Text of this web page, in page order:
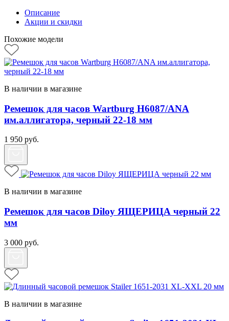
Описание
Акции и скидки
Похожие модели
В наличии в магазине
Ремешок для часов Wartburg H6087/ANA
им.аллигатора, черный 22-18 мм
1 950 руб.
В наличии в магазине
Ремешок для часов Diloy ЯЩЕРИЦА черный 22
мм
3 000 руб.
В наличии в магазине